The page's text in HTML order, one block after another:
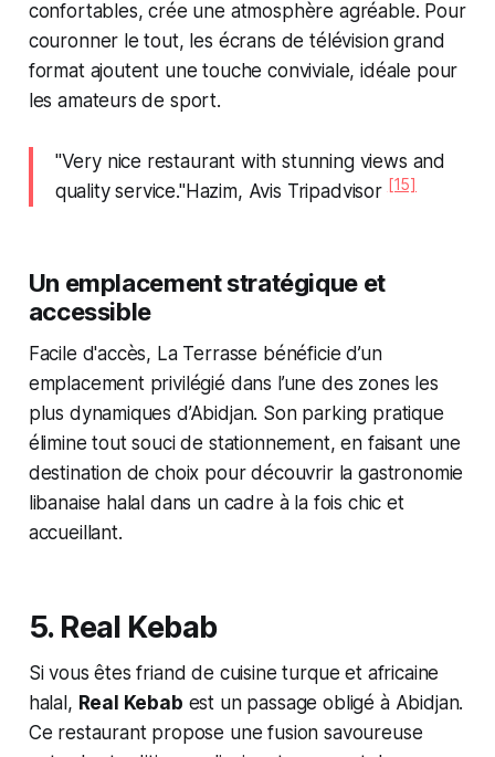
confortables, crée une atmosphère agréable. Pour
couronner le tout, les écrans de télévision grand
format ajoutent une touche conviviale, idéale pour
les amateurs de sport.
"Very nice restaurant with stunning views and
quality service."Hazim, Avis Tripadvisor[15]
Un emplacement stratégique et
accessible
Facile d'accès, La Terrasse bénéficie d’un
emplacement privilégié dans l’une des zones les
plus dynamiques d’Abidjan. Son parking pratique
élimine tout souci de stationnement, en faisant une
destination de choix pour découvrir la gastronomie
libanaise halal dans un cadre à la fois chic et
accueillant.
5. Real Kebab
Si vous êtes friand de cuisine turque et africaine
halal, Real Kebab est un passage obligé à Abidjan.
Ce restaurant propose une fusion savoureuse